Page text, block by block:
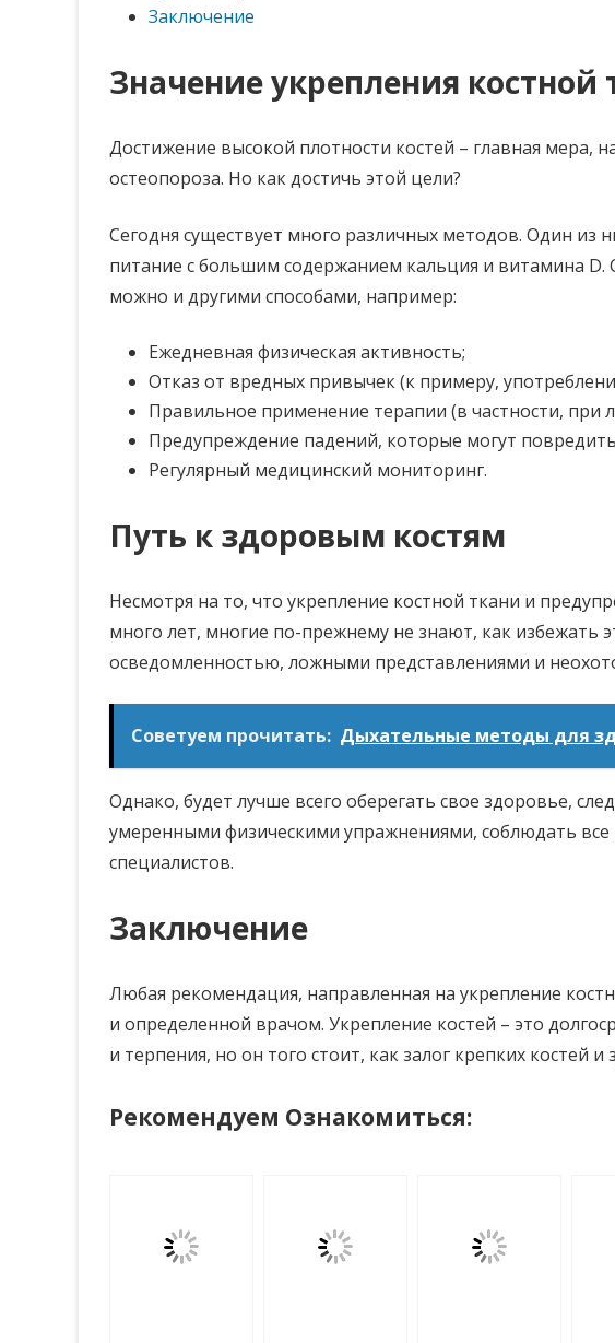
Заключение
Значение укрепления костной
Достижение высокой плотности костей – главная мера,
остеопороза. Но как достичь этой цели?
Сегодня существует много различных методов. Один из
питание с большим содержанием кальция и витамина D.
можно и другими способами, например:
Ежедневная физическая активность;
Отказ от вредных привычек (к примеру,
Правильное применение терапии (в частности, при
Предупреждение падений, которые могут
Регулярный медицинский мониторинг.
Путь к здоровым костям
Несмотря на то, что укрепление костной ткани и
много лет, многие по-прежнему не знают, как избежать
осведомленностью, ложными представлениями и
Советуем прочитать: Дыхательные методы для
Однако, будет лучше всего оберегать свое здоровье,
умеренными физическими упражнениями, соблюдать
специалистов.
Заключение
Любая рекомендация, направленная на укрепление
и определенной врачом. Укрепление костей – это
и терпения, но он того стоит, как залог крепких костей
Рекомендуем Ознакомиться: